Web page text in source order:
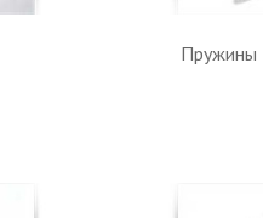
Пружины